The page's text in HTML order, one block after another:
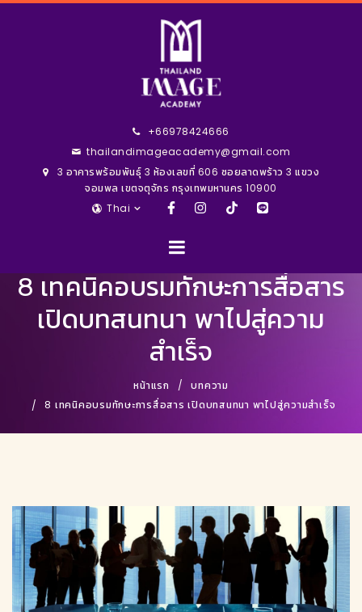
+66978424666
thailandimageacademy@gmail.com
3 อาคารพร้อมพันธุ์ 3 ห้องเลขที่ 606 ซอยลาดพร้าว 3 แขวง
จอมพล เขตจตุจักร กรุงเทพมหานคร 10900
Thai
8 เทคนิคอบรมทักษะการสื่อสาร
เปิดบทสนทนา พาไปสู่ความ
สำเร็จ
หน้าแรก
บทความ
8 เทคนิคอบรมทักษะการสื่อสาร เปิดบทสนทนา พาไปสู่ความสำเร็จ